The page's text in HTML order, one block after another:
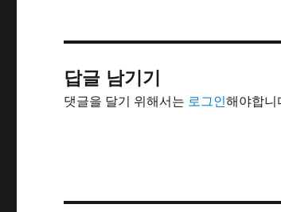
답글 남기기
댓글을 달기 위해서는 로그인해야합니